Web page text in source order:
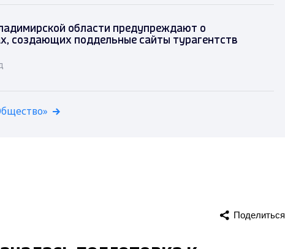
области предупреждают о
создающих поддельные сайты турагентств
Поделиться